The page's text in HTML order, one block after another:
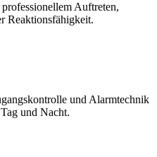
Auftreten,
Reaktionsfähigkeit.
und Alarmtechnik
und Nacht.